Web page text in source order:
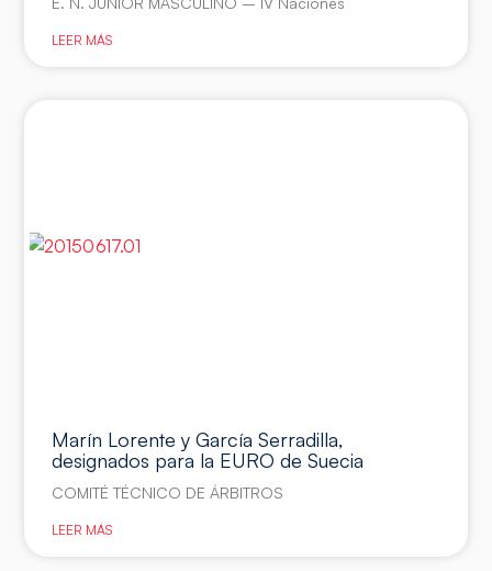
LEER MÁS
Marín Lorente y García Serradilla,
designados para la EURO de Suecia
COMITÉ TÉCNICO DE ÁRBITROS
LEER MÁS